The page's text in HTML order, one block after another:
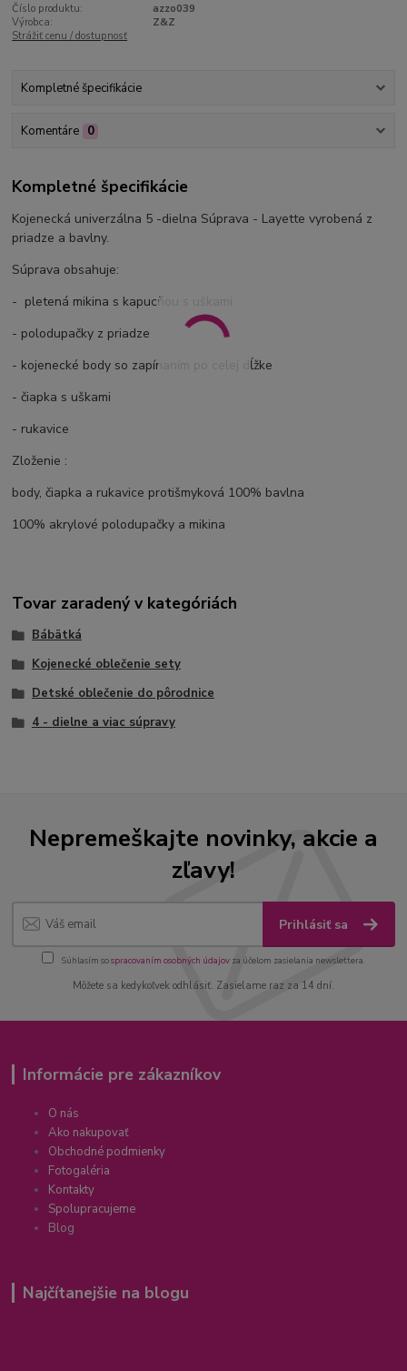
Číslo produktu:
azzo039
Výrobca:
Z&Z
Strážiť cenu / dostupnosť
Kompletné špecifikácie
Komentáre 0
Kompletné špecifikácie
Kojenecká univerzálna 5 -dielna Súprava - Layette vyrobená z
priadze a bavlny.
Súprava obsahuje:
- pletená mikina s kapucňou s uškami
- polodupačky z priadze
- kojenecké body so zapínaním po celej dĺžke
- čiapka s uškami
- rukavice
Zloženie :
body, čiapka a rukavice protišmyková 100% bavlna
100% akrylové polodupačky a mikina
Tovar zaradený v kategóriách
Bábätká
Kojenecké oblečenie sety
Detské oblečenie do pôrodnice
4 - dielne a viac súpravy
Nepremeškajte novinky, akcie a
zľavy!
Prihlásiť sa
Súhlasím sospracovaním osobných údajov za účelom zasielania newslettera.
Môžete sa kedykoľvek odhlásiť. Zasielame raz za 14 dní.
Informácie pre zákazníkov
O nás
Ako nakupovať
Obchodné podmienky
Fotogaléria
Kontakty
Spolupracujeme
Blog
Najčítanejšie na blogu